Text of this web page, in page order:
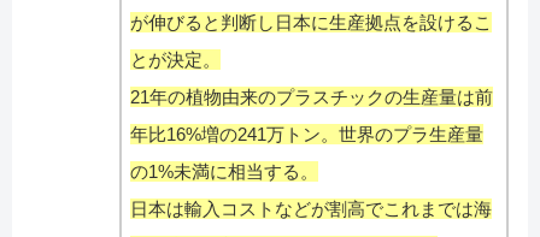
が伸びると判断し日本に生産拠点を設けるこ
とが決定。
21年の植物由来のプラスチックの生産量は前
年比16%増の241万トン。世界のプラ生産量
の1%未満に相当する。
日本は輸入コストなどが割高でこれまでは海